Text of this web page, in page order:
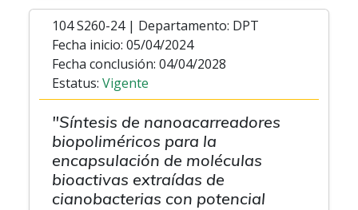
104 S260-24 | Departamento: DPT
Fecha inicio: 05/04/2024
Fecha conclusión: 04/04/2028
Estatus: Vigente
"Síntesis de nanoacarreadores
biopoliméricos para la
encapsulación de moléculas
bioactivas extraídas de
cianobacterias con potencial